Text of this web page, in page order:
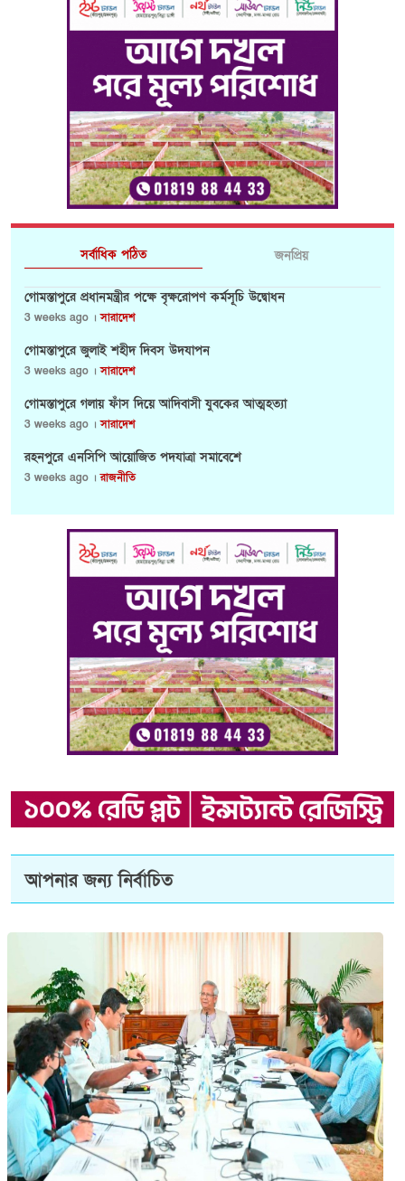
সর্বাধিক পঠিত জনপ্রিয়
গোমস্তাপুরে প্রধানমন্ত্রীর পক্ষে বৃক্ষরোপণ কর্মসূচি উদ্বোধন
3 weeks ago ।সারাদেশ
গোমস্তাপুরে জুলাই শহীদ দিবস উদযাপন
3 weeks ago ।সারাদেশ
গোমস্তাপুরে গলায় ফাঁস দিয়ে আদিবাসী যুবকের আত্মহত্যা
3 weeks ago ।সারাদেশ
রহনপুরে এনসিপি আয়োজিত পদযাত্রা সমাবেশে
3 weeks ago ।রাজনীতি
আপনার জন্য নির্বাচিত